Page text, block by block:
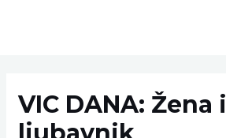
VIC DANA: Žena i